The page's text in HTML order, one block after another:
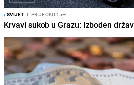
/SVIJET I PRIJE OKO 15H
Krvavi sukob u Grazu: Izboden